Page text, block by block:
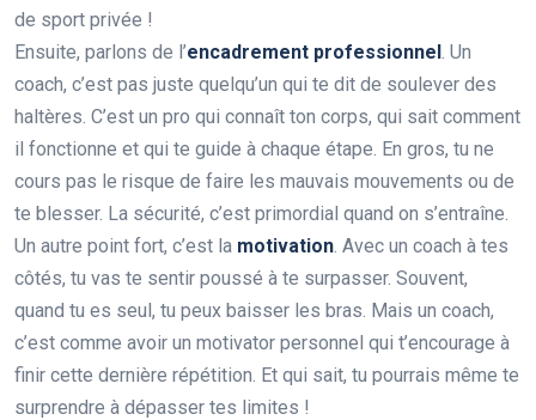
de sport privée !
Ensuite, parlons de l’encadrement professionnel. Un
coach, c’est pas juste quelqu’un qui te dit de soulever des
haltères. C’est un pro qui connaît ton corps, qui sait comment
il fonctionne et qui te guide à chaque étape. En gros, tu ne
cours pas le risque de faire les mauvais mouvements ou de
te blesser. La sécurité, c’est primordial quand on s’entraîne.
Un autre point fort, c’est la motivation. Avec un coach à tes
côtés, tu vas te sentir poussé à te surpasser. Souvent,
quand tu es seul, tu peux baisser les bras. Mais un coach,
c’est comme avoir un motivator personnel qui t’encourage à
finir cette dernière répétition. Et qui sait, tu pourrais même te
surprendre à dépasser tes limites !